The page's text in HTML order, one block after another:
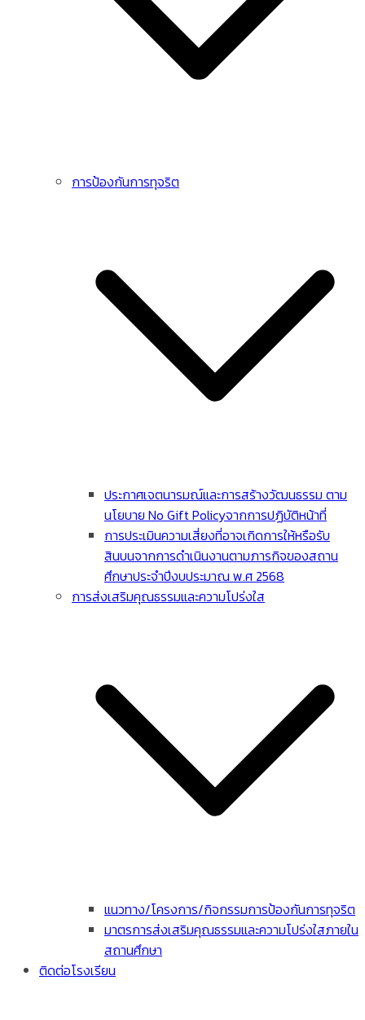
การป้องกันการทุจริต
ประกาศเจตนารมณ์และการสร้างวัฒนธรรม ตาม
นโยบาย No Gift Policyจากการปฏิบัติหน้าที่
การประเมินความเสี่ยงที่อาจเกิดการให้หรือรับ
สินบนจากการดําเนินงานตามภารกิจของสถาน
ศึกษาประจําปีงบประมาณ พ.ศ 2568
การส่งเสริมคุณธรรมและความโปร่งใส
แนวทาง/โครงการ/กิจกรรมการป้องกันการทุจริต
มาตรการส่งเสริมคุณธรรมและความโปร่งใสภายใน
สถานศึกษา
ติดต่อโรงเรียน